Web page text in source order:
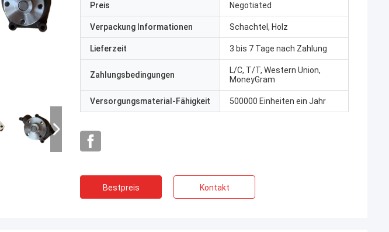
Preis Negotiated
Verpackung Informationen Schachtel, Holz
Lieferzeit 3 bis 7 Tage nach Zahlung
Zahlungsbedingungen
L/C, T/T, Western Union,
MoneyGram
Versorgungsmaterial-Fähigkeit 500000 Einheiten ein Jahr
Bestpreis Kontakt